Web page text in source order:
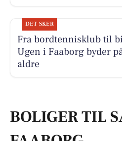
DET SKER
Fra bordtennisklub til
Ugen i Faaborg byder
aldre
BOLIGER TIL